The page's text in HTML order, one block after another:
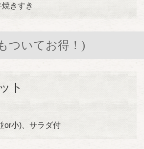
きすき
ついてお得！)
ト
or小)、サラダ付
大仙店
lunches